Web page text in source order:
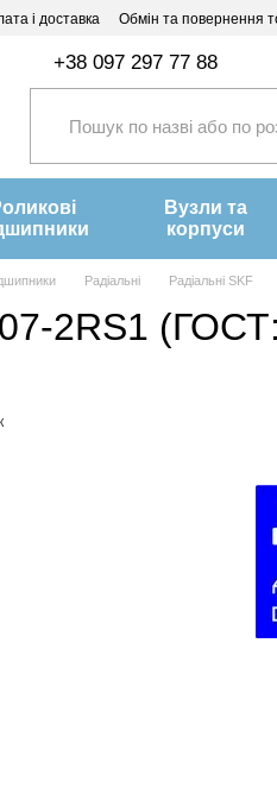
і доставка Обмін та повернення
+38 097 297 77 88
Вузли та
корпуси
Радіальні Радіальні SKF
2RS1